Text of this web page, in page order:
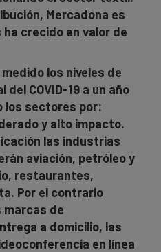
Mercadona es
crecido en valor de
los niveles de
COVID-19 a un año
los sectores por:
y alto impacto.
las industrias
aviación, petróleo y
restaurantes,
Por el contrario
marcas de
a domicilio, las
en línea